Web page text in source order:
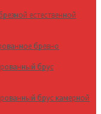
естественной
бревно
брус
брус камерной